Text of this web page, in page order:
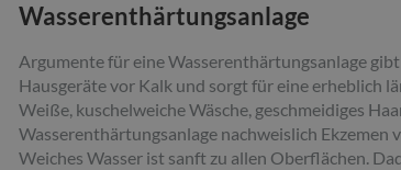
Wasserenthärtungsanlage
Argumente für eine Wasserenthärtungsanlage
Hausgeräte vor Kalk und sorgt für eine erheblich
Weiße, kuschelweiche Wäsche, geschmeidiges
Wasserenthärtungsanlage nachweislich Ekzemen
Weiches Wasser ist sanft zu allen Oberflächen.